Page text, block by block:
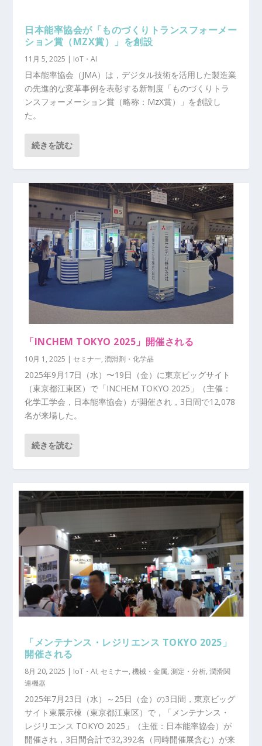
日本能率協会が「ものづくりトランスフォーメー
ション賞（MZX賞）」を創設
11月 5, 2025 | IoT・AI
日本能率協会（JMA）は，デジタル技術を活用した製造業
の先進的な変革事例を表彰する新制度「ものづくりトラ
ンスフォーメーション賞（略称：MzX賞）」を創設し
た。
続きを読む
「INCHEM TOKYO 2025」開催される
10月 1, 2025 セミナー,潤滑剤・化学品
2025年9月17日（水）〜19日（金）に東京ビッグサイト
（東京都江東区）で「INCHEM TOKYO 2025」（主催：
化学工学会，日本能率協会）が開催され，3日間で12,078
名が来場した。
続きを読む
「メンテナンス・レジリエンス TOKYO 2025」
開催される
8月 20, 2025 | IoT・AI, セミナー,機械・金属,測定・分析,潤滑関
連機器
2025年7月23日（水）～25日（金）の3日間，東京ビッグ
サイト東展示棟（東京都江東区）で，「メンテナンス・
レジリエンス TOKYO 2025」（主催：日本能率協会）が
開催され，3日間合計で32,392名（同時開催展含む）が来